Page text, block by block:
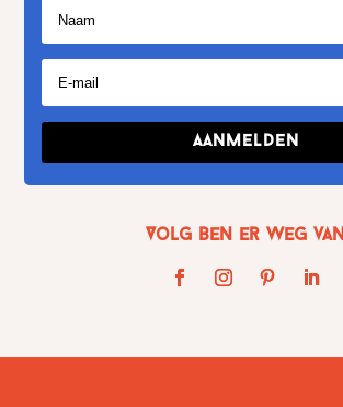
Aanmelden
Volg Ben er weg van